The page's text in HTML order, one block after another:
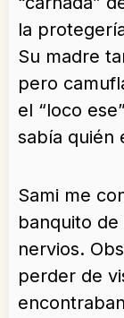
la
Su madre
pero
el “loco
sabía quién
Sami me
banquito
nervios.
perder de